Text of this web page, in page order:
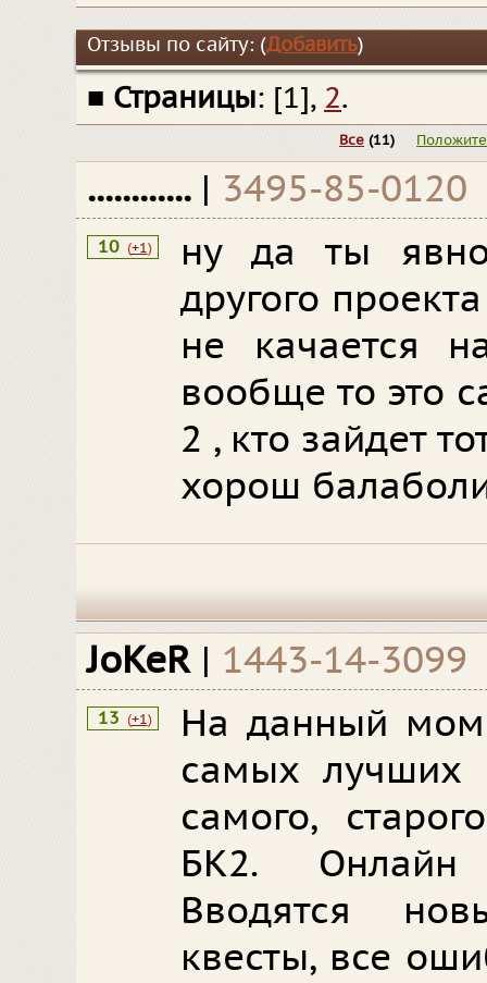
Отзывы по сайту: (Добавить)
■ Страницы: [1], 2.
Все (11)
............ | 3495-85-0120
10 (+1)
ну да ты
другого
не качается
вообще то это
2 , кто зайдет
хорош
JoKeR | 1443-14-3099
13 (+1)
На данный
самых лучших
самого,
БК2. Онлайн
Вводятся
квесты, все